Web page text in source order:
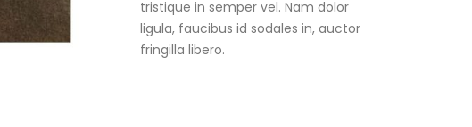
tristique in semper vel. Nam dolor
ligula, faucibus id sodales in, auctor
fringilla libero.